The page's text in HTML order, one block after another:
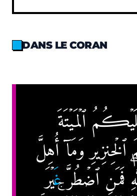
DANS LE CORAN
ٱلۡمَيۡتَةَ
ٱلۡخِنزِيرِ وَمَآ أُهِلَّ
فَمَنِ ٱضۡطُرَّغَيۡرَ